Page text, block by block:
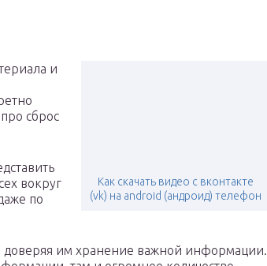
Как скачать видео с вконтакте
(vk) на android (андроид) телефон
и
сброс
вокруг
по
доверяя им хранение важной информации.